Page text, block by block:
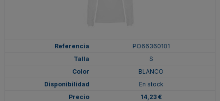
PO66360101
S
BLANCO
En stock
14,23 €